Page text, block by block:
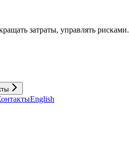
затраты, управлять рисками.
English